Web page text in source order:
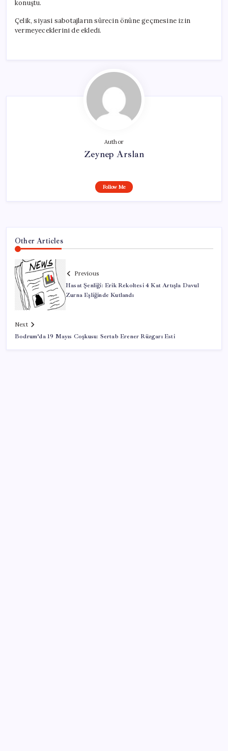
konuştu.
Çelik, siyasi sabotajların sürecin önüne geçmesine izin
vermeyeceklerini de ekledi.
Author
Zeynep Arslan
Follow Me
Other Articles
Previous
Hasat Şenliği: Erik Rekoltesi 4 Kat Artışla Davul
Zurna Eşliğinde Kutlandı
Next
Bodrum’da 19 Mayıs Coşkusu: Sertab Erener Rüzgarı Esti